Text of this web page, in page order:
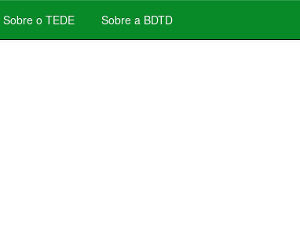
Sobre o TEDE Sobre a BDTD